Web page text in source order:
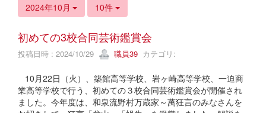
2024年10月 10件
初めての3校合同芸術鑑賞会
投稿日時 : 2024/10/29 職員39 カテゴリ:
10月22日（火）、築館高等学校、岩ヶ崎高等学校、一迫商
業高等学校で行う、初めての３校合同芸術鑑賞会が開催され
ました。今年度は、和泉流野村万蔵家～萬狂言のみなさんを